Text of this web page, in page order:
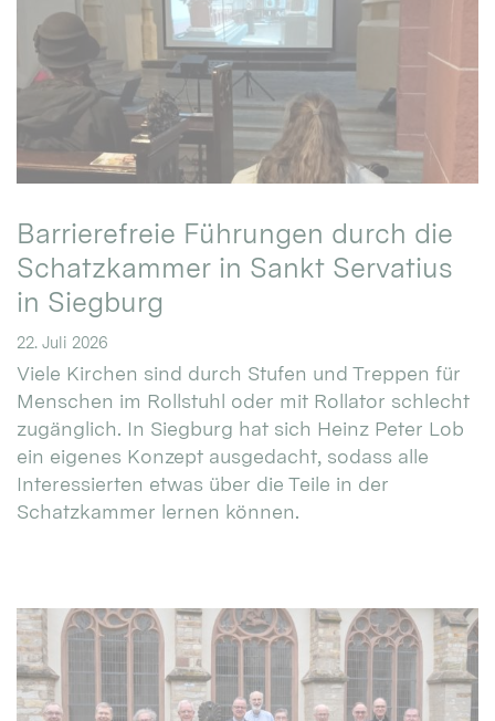
Barrierefreie Führungen durch die
Schatzkammer in Sankt Servatius
in Siegburg
22. Juli 2026
Viele Kirchen sind durch Stufen und Treppen für
Menschen im Rollstuhl oder mit Rollator schlecht
zugänglich. In Siegburg hat sich Heinz Peter Lob
ein eigenes Konzept ausgedacht, sodass alle
Interessierten etwas über die Teile in der
Schatzkammer lernen können.